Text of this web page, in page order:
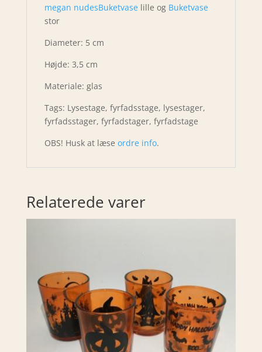
megan nudesBuketvaselille og Buketvase
stor
Diameter: 5 cm
Højde: 3,5 cm
Materiale: glas
Tags: Lysestage, fyrfadsstage, lysestager,
fyrfadsstager, fyrfadstager, fyrfadstage
OBS! Husk at læse ordre info.
Relaterede varer